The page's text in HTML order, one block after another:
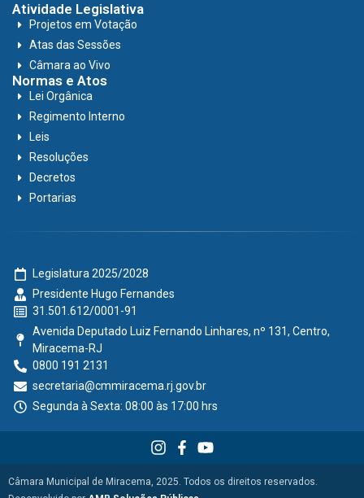
Atividade Legislativa
Projetos em Votação
Atas das Sessões
Câmara ao Vivo
Normas e Atos
Lei Orgânica
Regimento Interno
Leis
Resoluções
Decretos
Portarias
Legislatura 2025/2028
Presidente Hugo Fernandes
31.501.612/0001-91
Avenida Deputado Luiz Fernando Linhares, nº 131, Centro,
Miracema-RJ
0800 191 2131
secretaria@cmmiracema.rj.gov.br
Segunda à Sexta: 08:00 às 17:00 hrs
Câmara Municipal de Miracema, 2025. Todos os direitos reservados.